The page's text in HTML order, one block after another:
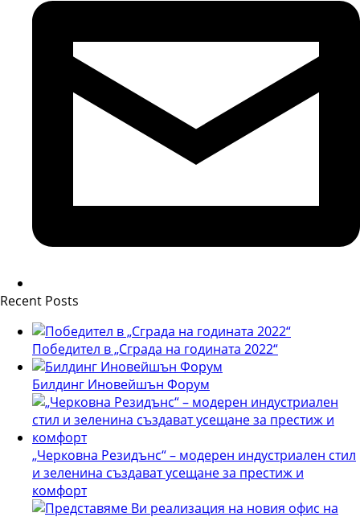
Recent Posts
Победител в „Сграда на годината 2022“
Билдинг Иновейшън Форум
„Черковна Резидънс“ – модерен индустриален стил
и зеленина създават усещане за престиж и
комфорт